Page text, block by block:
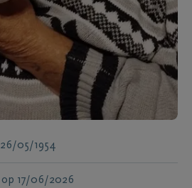
26/05/1954
op 17/06/2026